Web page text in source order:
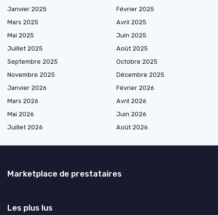
Janvier 2025
Février 2025
Mars 2025
Avril 2025
Mai 2025
Juin 2025
Juillet 2025
Août 2025
Septembre 2025
Octobre 2025
Novembre 2025
Décembre 2025
Janvier 2026
Février 2026
Mars 2026
Avril 2026
Mai 2026
Juin 2026
Juillet 2026
Août 2026
Marketplace de prestataires
Les plus lus